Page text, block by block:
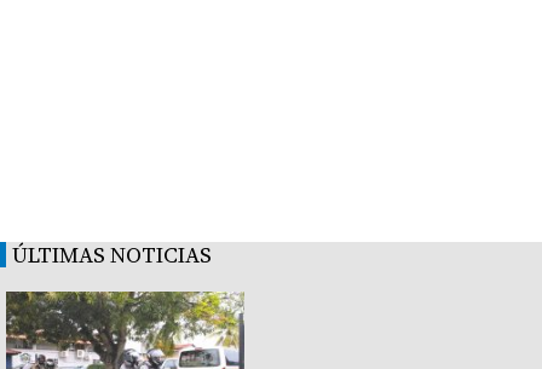
ÚLTIMAS NOTICIAS